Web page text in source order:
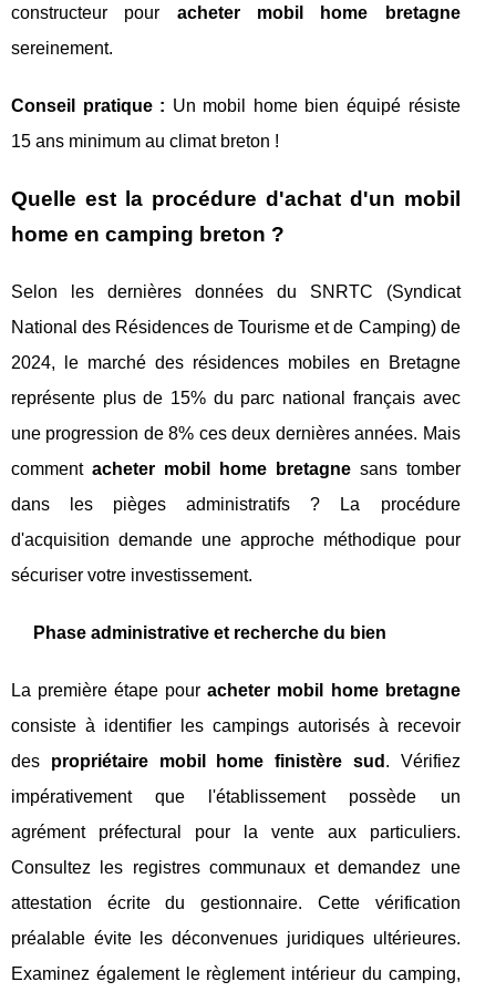
constructeur pour acheter mobil home bretagne
sereinement.
Conseil pratique : Un mobil home bien équipé résiste
15 ans minimum au climat breton !
Quelle est la procédure d'achat d'un mobil
home en camping breton ?
Selon les dernières données du SNRTC (Syndicat
National des Résidences de Tourisme et de Camping) de
2024, le marché des résidences mobiles en Bretagne
représente plus de 15% du parc national français avec
une progression de 8% ces deux dernières années. Mais
comment acheter mobil home bretagnesans tomber
dans les pièges administratifs ? La procédure
d'acquisition demande une approche méthodique pour
sécuriser votre investissement.
Phase administrative et recherche du bien
La première étape pouracheter mobil home bretagne
consiste à identifier les campings autorisés à recevoir
des propriétaire mobil home finistère sud . Vérifiez
impérativement que l'établissement possède un
agrément préfectural pour la vente aux particuliers.
Consultez les registres communaux et demandez une
attestation écrite du gestionnaire. Cette vérification
préalable évite les déconvenues juridiques ultérieures.
Examinez également le règlement intérieur du camping,